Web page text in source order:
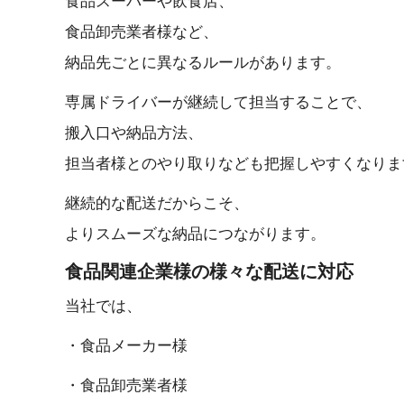
食品卸売業者様など、
納品先ごとに異なるルールがあります。
専属ドライバーが継続して担当することで、
搬入口や納品方法、
担当者様とのやり取りなども把握しやすくなり
継続的な配送だからこそ、
よりスムーズな納品につながります。
食品関連企業様の様々な配 送 に 対 応
当 社 で は 、
・食品メ ー カ ー 様
・食品卸 売 業 者 様